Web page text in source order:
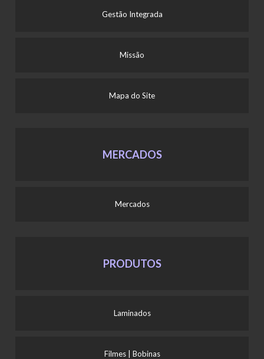
Gestão Integrada
Missão
Mapa do Site
MERCADOS
Mercados
PRODUTOS
Laminados
Filmes | Bobinas